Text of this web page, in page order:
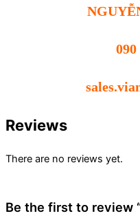
090
Reviews
There are no reviews yet.
Be the first to review